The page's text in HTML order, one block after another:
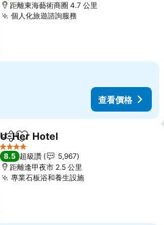
距離東海藝術商圈 4.7 公里
個人化旅遊諮詢服務
查看價格
分享 加入我的最愛
U-Her Hotel
4 星級
8.5 超級讚
5,967
距離逢甲夜市 2.5 公里
專業石板浴和養生設施查看價格